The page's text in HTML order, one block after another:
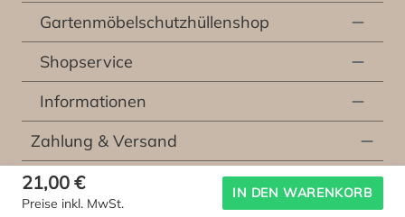
21,00 €
Preise inkl. MwSt.
IN DEN WARENKORB
Gartenmöbelschutzhüllenshop
Shopservice
Informationen
Zahlung & Versand
* Alle Preise inkl. der gesetzlichen Mehrwertsteuer, exklusiveVersandkostenund
etwaiger Kosten für die Lieferung vor Ort, sofern nicht anders beschrieben